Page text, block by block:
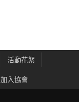
活動花絮
加入協會